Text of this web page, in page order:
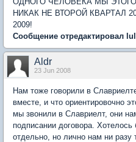
НИКАК НЕ ВТОРОЙ КВАРТАЛ
2009!
Сообщение отредактировал
Aldr
23 Jun 2008
Нам тоже говорили в
вместе, и что ориентировочно
мы звонили в Славриелт, они
подписании договора.
отдельно, но лично нам ни разу